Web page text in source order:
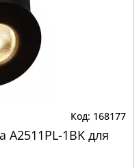
168177
1BK для